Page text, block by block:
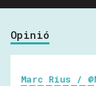
Opinió
Marc Rius /